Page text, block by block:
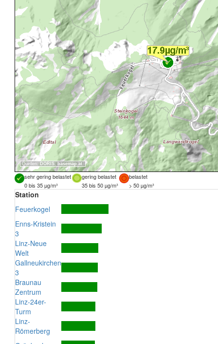
Quellen: DORIS, basemap.at
sehr gering belastet gering belastet
belastet
0 bis 35 µg/m³
35 bis 50 µg/m³ > 50 µg/m³
Station
Feuerkogel
Enns-Kristein
3
Linz-Neue
Welt
Gallneukirchen
3
Braunau
Zentrum
Linz-24er-
Turm
Linz-
Römerberg